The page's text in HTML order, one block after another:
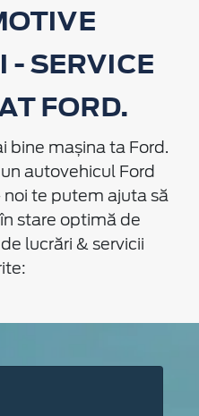
- SERVICE
FORD.
bine mașina ta Ford.
autovehicul Ford
te putem ajuta să
stare optimă de
lucrări & servicii